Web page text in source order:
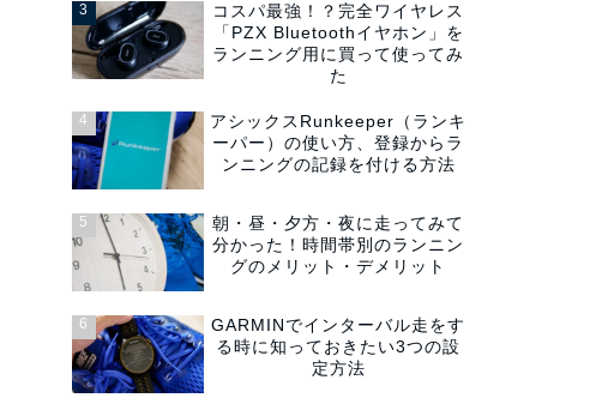
コスパ最強！？完全ワイヤレス
「PZX Bluetoothイヤホン」を
ランニング用に買って使ってみ
た
アシックスRunkeeper（ランキ
ーパー）の使い方、登録からラ
ンニングの記録を付ける方法
朝・昼・夕方・夜に走ってみて
分かった！時間帯別のランニン
グのメリット・デメリット
GARMINでインターバル走をす
る時に知っておきたい3つの設
定方法